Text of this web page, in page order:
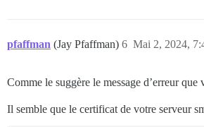
pfaffman (Jay Pfaffman) Mai 2, 2024,
6
Comme le suggère le message d’erreur que
Il semble que le certificat de votre serveur